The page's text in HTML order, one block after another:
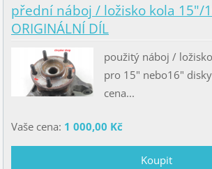
přední náboj / ložisko kola 15"/
ORIGINÁLNÍ DÍL
použitý náboj /
pro 15" nebo16"
cena...
Vaše cena: 1 000,00 Kč